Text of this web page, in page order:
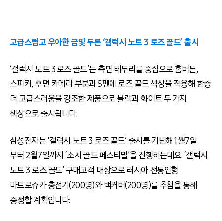
고급스럽고 우아한 금빛 두른 ‘갤럭시 노트 3 로즈 골드’ 출시
‘갤럭시 노트 3 로즈 골드’는 측면 테두리를 중심으로 홈버튼,
스피커, 후면 카메라 부분과 S펜에 로즈 골드 색상을 적용해 한층
더 고급스러움을 강조한 제품으로 블랙과 화이트 두 가지
색상으로 출시됩니다.
삼성전자는 ‘갤럭시 노트 3 로즈 골드’ 출시를 기념해 1월7일
부터 2월7일까지 ‘소치 골드 페스티벌’을 진행하는데요. ‘갤럭시
노트 3 로즈 골드’ 구매고객 대상으로 러시아 전통인형
마트로슈카 충전기(200명)와 백커버(200명)를 추첨을 통해
증정할 계획입니다.